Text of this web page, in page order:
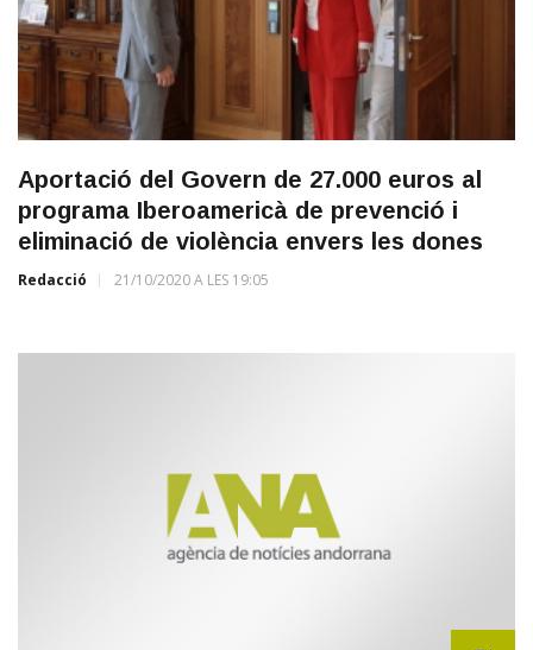
Aportació del Govern de 27.000 euros al
programa Iberoamericà de prevenció i
eliminació de violència envers les dones
Redacció 21/10/2020 A LES 19:05